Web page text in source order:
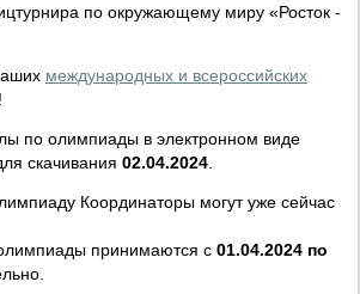
по окружающему миру «Росток -
международных и всероссийских
!
по олимпиады в электронном виде
скачивания 02.04.2024
Координаторы могут уже сейчас
принимаются с 01.04.2024 по